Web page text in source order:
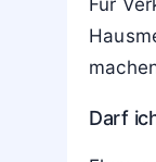
Für
Darf